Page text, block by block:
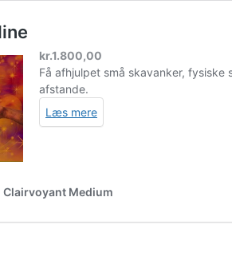
kr.1.800,00
Få afhjulpet små skavanker,
afstande.
Læs mere
Clairvoyant Medium